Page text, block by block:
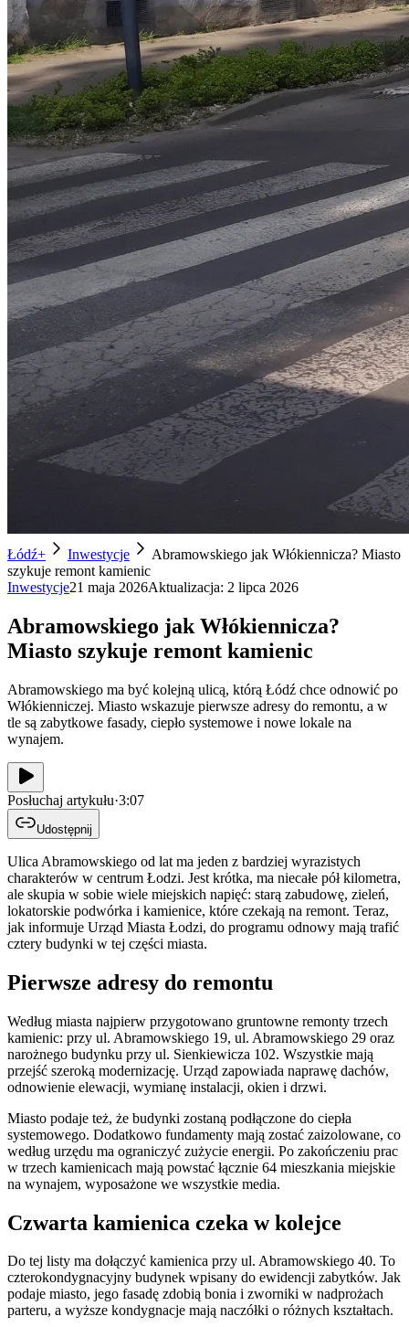
Łódź+ Inwestycje
Abramowskiego jak Włókiennicza? Miasto
szykuje remont kamienic
Inwestycje21 maja 2026Aktualizacja: 2 lipca 2026
Abramowskiego jak Włókiennicza?
Miasto szykuje remont kamienic
Abramowskiego ma być kolejną ulicą, którą Łódź chce odnowić po
Włókienniczej. Miasto wskazuje pierwsze adresy do remontu, a w
tle są zabytkowe fasady, ciepło systemowe i nowe lokale na
wynajem.
Posłuchaj artykułu·3:07
Udostępnij
Ulica Abramowskiego od lat ma jeden z bardziej wyrazistych
charakterów w centrum Łodzi. Jest krótka, ma niecałe pół kilometra,
ale skupia w sobie wiele miejskich napięć: starą zabudowę, zieleń,
lokatorskie podwórka i kamienice, które czekają na remont. Teraz,
jak informuje Urząd Miasta Łodzi, do programu odnowy mają trafić
cztery budynki w tej części miasta.
Pierwsze adresy do remontu
Według miasta najpierw przygotowano gruntowne remonty trzech
kamienic: przy ul. Abramowskiego 19, ul. Abramowskiego 29 oraz
narożnego budynku przy ul. Sienkiewicza 102. Wszystkie mają
przejść szeroką modernizację. Urząd zapowiada naprawę dachów,
odnowienie elewacji, wymianę instalacji, okien i drzwi.
Miasto podaje też, że budynki zostaną podłączone do ciepła
systemowego. Dodatkowo fundamenty mają zostać zaizolowane, co
według urzędu ma ograniczyć zużycie energii. Po zakończeniu prac
w trzech kamienicach mają powstać łącznie 64 mieszkania miejskie
na wynajem, wyposażone we wszystkie media.
Czwarta kamienica czeka w kolejce
Do tej listy ma dołączyć kamienica przy ul. Abramowskiego 40. To
czterokondygnacyjny budynek wpisany do ewidencji zabytków. Jak
podaje miasto, jego fasadę zdobią bonia i zworniki w nadprożach
parteru, a wyższe kondygnacje mają naczółki o różnych kształtach.